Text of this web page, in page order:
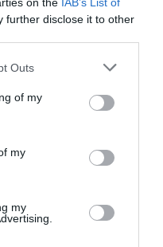
further disclose it to other
Outs
of my
my
my
dal centro
9.2/10
TARIFFE
di Alghero